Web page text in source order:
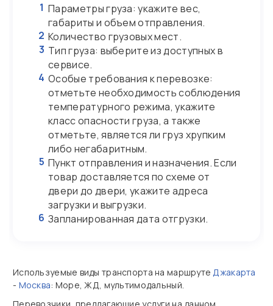
1 Параметры груза: укажите вес,
габариты и объем отправления.
2 Количество грузовых мест.
3 Тип груза: выберите из доступных в
сервисе.
4 Особые требования к перевозке:
отметьте необходимость соблюдения
температурного режима, укажите
класс опасности груза, а также
отметьте, является ли груз хрупким
либо негабаритным.
5 Пункт отправления и назначения. Если
товар доставляется по схеме от
двери до двери, укажите адреса
загрузки и выгрузки.
6 Запланированная дата отгрузки.
Используемые виды транспорта на маршрутеДжакарта
- Москва: Море, ЖД, мультимодальный.